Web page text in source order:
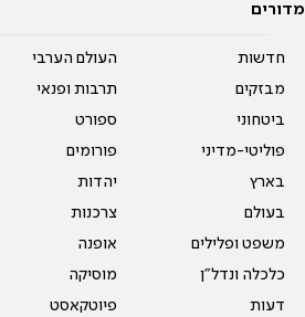
מדורים
חדשות
מבזקים
ביטחוני
פוליטי-מדיני
בארץ
בעולם
משפט ופלילים
כלכלה ונדל"ן
דעות
העולם הערבי
תרבות ופנאי
ספורט
פורומים
יהדות
צרכנות
אופנה
מוסיקה
פיוטקאסט